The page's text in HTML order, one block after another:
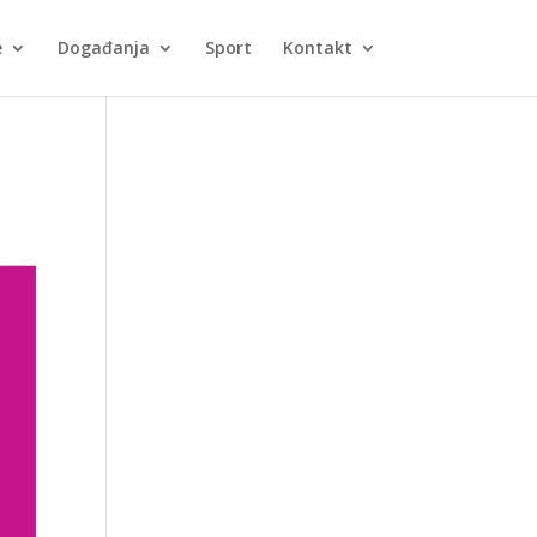
Događanja Sport Kontakt